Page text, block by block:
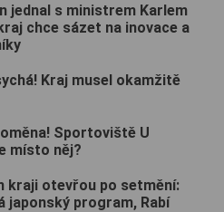
jednal s ministrem Karlem
chce sázet na inovace a
Kraj musel okamžitě
Sportoviště U
místo něj?
kraji otevřou po setmění:
japonský program, Rabí